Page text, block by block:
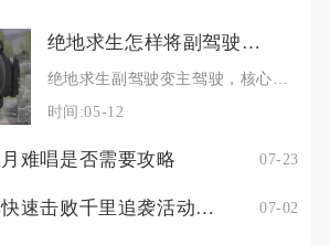
绝地求生怎样将副驾驶变成主驾驶
时间:05-12
难唱是否需要攻略 07-23
斗罗大陆怎样快速击败千里追袭活动中的强敌 07-02